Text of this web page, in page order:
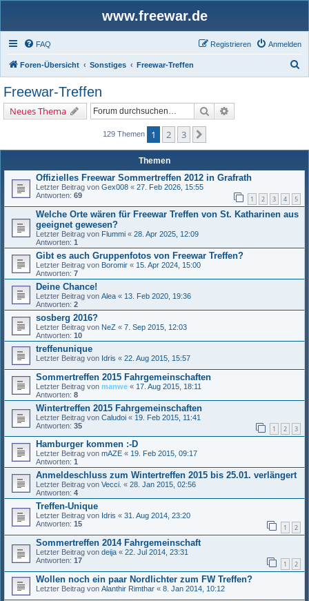
www.freewar.de
FAQ Anmelden
Registrieren
Foren-Übersicht Sonstiges Freewar-Treffen
Freewar-Treffen
Neues Thema Suche
129 Themen 1 2 3
Themen
Offizielles Freewar Sommertreffen 2012 in Grafrath
Letzter Beitrag von Gex008 « 27. Feb 2026, 15:55
Antworten: 69 1 2 3 4 5
Welche Orte wären für Freewar Treffen von St. Katharinen aus
geeignet gewesen?
Letzter Beitrag von Flummi « 28. Apr 2025, 12:09
Antworten: 1
Gibt es auch Gruppenfotos von Freewar Treffen?
Letzter Beitrag von Boromir « 15. Apr 2024, 15:00
Antworten: 7
Deine Chance!
Letzter Beitrag von Alea « 13. Feb 2020, 19:36
Antworten: 2
sosberg 2016?
Letzter Beitrag von NeZ « 7. Sep 2015, 12:03
Antworten: 10
treffenunique
Letzter Beitrag von Idris « 22. Aug 2015, 15:57
Sommertreffen 2015 Fahrgemeinschaften
Letzter Beitrag von manwe « 17. Aug 2015, 18:11
Antworten: 8
Wintertreffen 2015 Fahrgemeinschaften
Letzter Beitrag von Caludoi « 19. Feb 2015, 11:41
Antworten: 35 1 2 3
Hamburger kommen :-D
Letzter Beitrag von mAZE « 19. Feb 2015, 09:17
Antworten: 1
Anmeldeschluss zum Wintertreffen 2015 bis 25.01. verlängert
Letzter Beitrag von Vecci. « 28. Jan 2015, 02:56
Antworten: 4
Treffen-Unique
Letzter Beitrag von Idris « 31. Aug 2014, 23:20
Antworten: 15 1 2
Sommertreffen 2014 Fahrgemeinschaft
Letzter Beitrag von deija « 22. Jul 2014, 23:31
Antworten: 17 1 2
Wollen noch ein paar Nordlichter zum FW Treffen?
Letzter Beitrag von Alanthir Rimthar « 8. Jan 2014, 10:12